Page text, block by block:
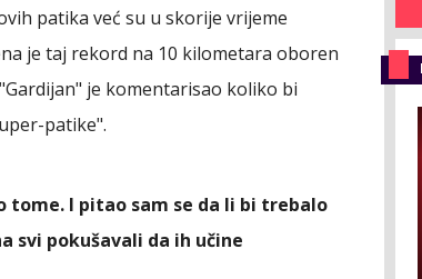
patika već su u skorije vrijeme
je taj rekord na 10 kilometara oboren
je komentarisao koliko bi
patike".
I pitao sam se da li bi trebalo
svi pokušavali da ih učine